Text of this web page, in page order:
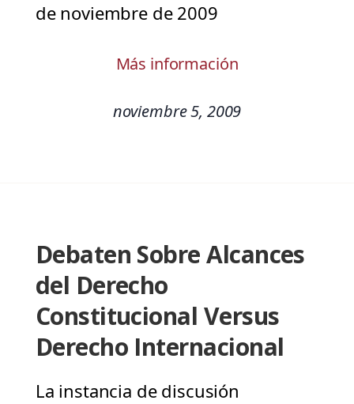
de noviembre de 2009
Más información
noviembre 5, 2009
Debaten Sobre Alcances
del Derecho
Constitucional Versus
Derecho Internacional
La instancia de discusión